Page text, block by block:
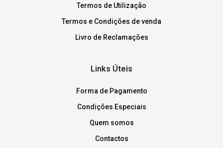
Termos de Utilização
Termos e Condições de venda
Livro de Reclamações
Links Úteis
Forma de Pagamento
Condições Especiais
Quem somos
Contactos